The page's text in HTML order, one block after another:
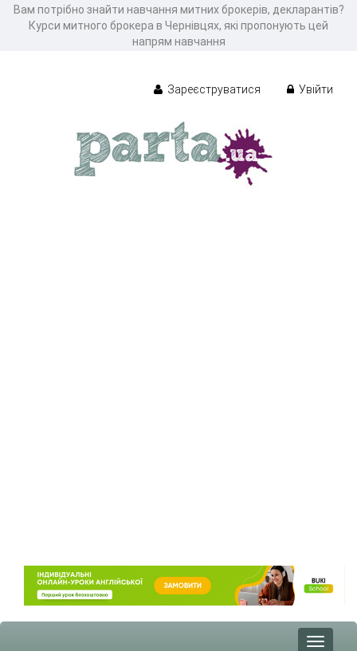
Вам потрібно знайти навчання митних брокерів, декларантів?
Курси митного брокера в Чернівцях, які пропонують цей
напрям навчання
Зареєструватися Увійти
Toggle